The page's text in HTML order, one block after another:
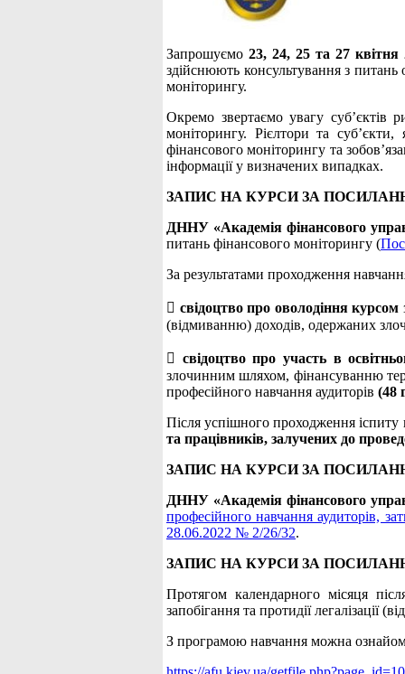
Запрошуємо23, 24, 25 та 27
здійснюють консультування з питань
моніторингу.
Окремо звертаємо увагу
моніторингу. Рієлтори та
фінансового моніторингу та
інформації у визначених випадках.
ЗАПИС НА КУРСИ ЗА
ДННУ «Академія фінансового
питань фінансового моніторингу (
За результатами проходження
 свідоцтво про оволодіння курсом
(відмиванню) доходів, одержаних
 свідоцтво про участь в
злочинним шляхом, фінансуванню
професійного навчання аудиторів (48
Після успішного проходження іспиту
та працівників, залучених до
ЗАПИС НА КУРСИ ЗА
ДННУ «Академія фінансового
професійного навчання аудиторів,
28.06.2022 № 2/26/32.
ЗАПИС НА КУРСИ ЗА
Протягом календарного місяця
запобігання та протидії
З програмою навчання можна